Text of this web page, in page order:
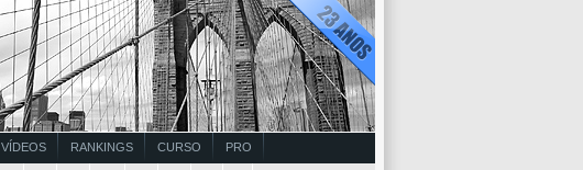
VÍDEOS RANKINGS CURSO PRO